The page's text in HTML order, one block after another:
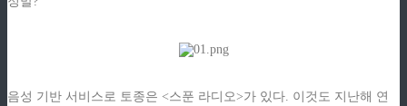
음성 기반 서비스로 토종은 <스푼 라디오>가 있다. 이것도 지난해 연